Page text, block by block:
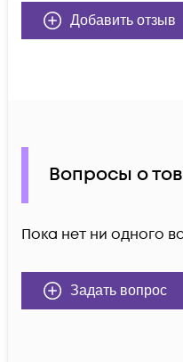
Добавить отзыв
Вопросы о
Пока нет ни одного
Задать вопрос